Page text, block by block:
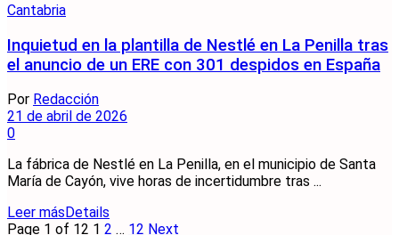
Cantabria
Inquietud en la plantilla de Nestlé en La Penilla tras
el anuncio de un ERE con 301 despidos en España
Por Redacción
21 de abril de 2026
0
La fábrica de Nestlé en La Penilla, en el municipio de Santa
María de Cayón, vive horas de incertidumbre tras ...
Leer más Details
Page 1 of 12 1 2 … 12 Next